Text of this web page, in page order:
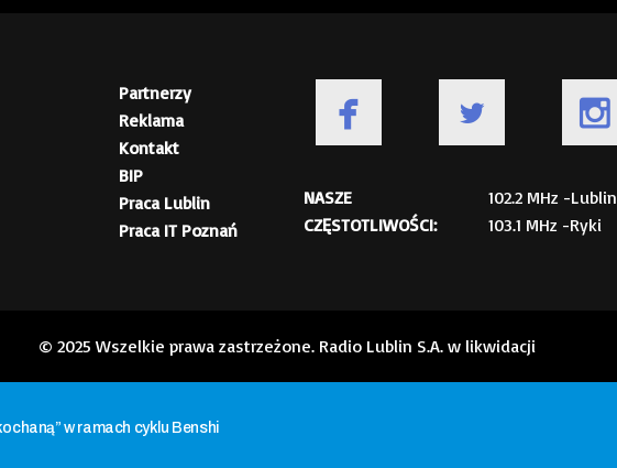
Partnerzy
Reklama
Kontakt
BIP
Praca Lublin
Praca IT Poznań
NASZE
CZĘSTOTLIWOŚCI:
102.2 MHz -Lublin
103.1 MHz -Ryki
© 2025 Wszelkie prawa zastrzeżone. Radio Lublin S.A. w likwidacji
w ramach cyklu Benshi